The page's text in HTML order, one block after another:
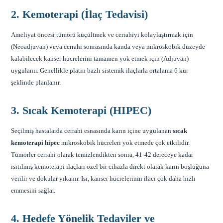
2. Kemoterapi (İlaç Tedavisi)
Ameliyat öncesi tümörü küçültmek ve cerrahiyi kolaylaştırmak için
(Neoadjuvan) veya cerrahi sonrasında kanda veya mikroskobik düzeyde
kalabilecek kanser hücrelerini tamamen yok etmek için (Adjuvan)
uygulanır. Genellikle platin bazlı sistemik ilaçlarla ortalama 6 kür
şeklinde planlanır.
3. Sıcak Kemoterapi (HIPEC)
Seçilmiş hastalarda cerrahi esnasında karın içine uygulanansıcak
kemoterapi hipec mikroskobik hücreleri yok etmede çok etkilidir.
Tümörler cerrahi olarak temizlendikten sonra, 41-42 dereceye kadar
ısıtılmış kemoterapi ilaçları özel bir cihazla direkt olarak karın boşluğuna
verilir ve dokular yıkanır. Isı, kanser hücrelerinin ilacı çok daha hızlı
emmesini sağlar.
4. Hedefe Yönelik Tedaviler ve